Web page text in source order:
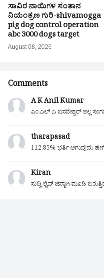
ಸಾವಿರ ನಾಯಿಗಳ ಸಂತಾನ
ನಿಯಂತ್ರಣ ಗುರಿ-shivamogga
pig dog control operation
abc 3000 dogs target
August 08, 2026
Comments
A K Anil Kumar
ಎಂ.ಎಲ್.ಎ ಬಸವೇಶ್ವರ್ ಅಲ್ಲ
tharapasad
112.85% ಭರ್ತಿ ಆಗುವುದು
Kiran
ಸುದ್ದಿ ಲೈವ್ ಚೆನ್ನಾಗಿ ಮೂಡಿ